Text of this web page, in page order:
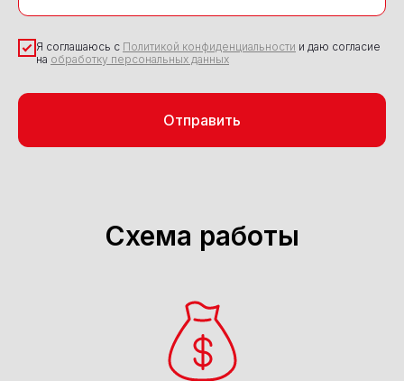
Я соглашаюсь с Политикой конфиденциальности и даю согласие
на обработку персональных данных
Отправить
Схема работы